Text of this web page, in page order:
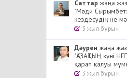
Cаттар жаңа
"Мәди Сырымбет:
кездесудің не
3 жыл бұрын
Дәурен жаңа
"ҚАЗАҚТЫҢ күні
қарап қалуы
3 жыл бұрын